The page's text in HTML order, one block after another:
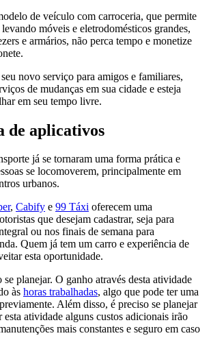
de veículo com carroceria, que permite
móveis e eletrodomésticos grandes,
e armários, não perca tempo e monetize
novo serviço para amigos e familiares,
de mudanças em sua cidade e esteja
em seu tempo livre.
de aplicativos
já se tornaram uma forma prática e
se locomoverem, principalmente em
urbanos.
, Cabify e 99 Táxi oferecem uma
que desejam cadastrar, seja para
ou nos finais de semana para
Quem já tem um carro e experiência de
esta oportunidade.
planejar. O ganho através desta atividade
às horas trabalhadas, algo que pode ter uma
Além disso, é preciso se planejar
esta atividade alguns custos adicionais irão
mais constantes e seguro em caso